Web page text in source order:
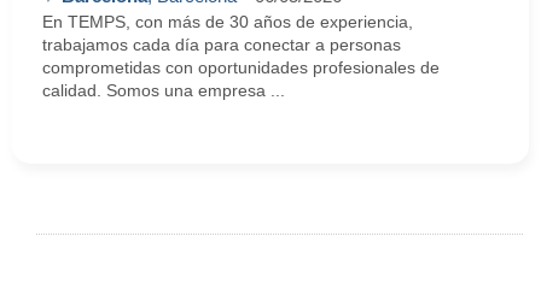
En TEMPS, con más de 30 años de experiencia,
trabajamos cada día para conectar a personas
comprometidas con oportunidades profesionales de
calidad. Somos una empresa ...